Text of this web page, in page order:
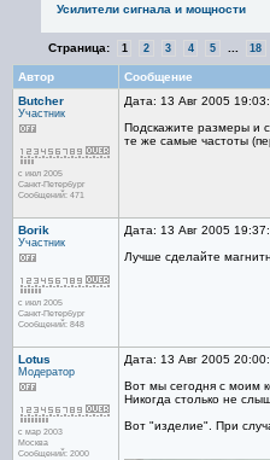
Усилители сигнала и мощности
Страница: 1 2 3 4 5 18
Автор
Сообщение
Butcher
Участник
с июл 2005
Санкт-Петербург
Сообщений: 471
Дата: 13 Авг 2005
Подскажите размеры и
те же самые частоты
Borik
Участник
с июл 2005
Санкт-Петербург
Сообщений: 848
Дата: 13 Авг 2005
Лучше сделайте
Lotus
Модератор
с мар 2003
Москва
Сообщений: 2000
Дата: 13 Авг 2005
Вот мы сегодня с моим
Никогда столько не
Вот "изделие". При